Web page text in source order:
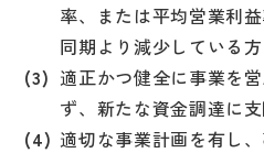
率、または平均営業利
同期より減少している方
適正かつ健全に事業を
ず、新たな資金調達に
適切な事業計画を有し